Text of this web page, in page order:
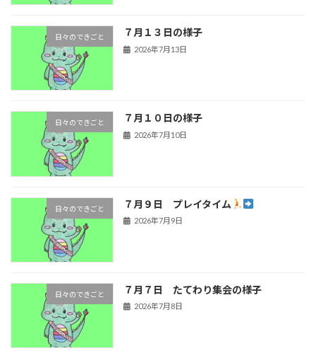
日々のできごと ７月１３日の様子
2026年7月13日
日々のできごと ７月１０日の様子
2026年7月10日
日々のできごと ７月９日 プレイタイム
2026年7月9日
日々のできごと ７月７日 たてわり集会の様子
2026年7月8日